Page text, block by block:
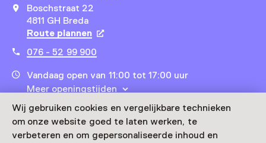
Wij gebruiken cookies en vergelijkbare technieken
om onze website goed te laten werken, te
verbeteren en om gepersonaliseerde inhoud en
Boschstraat 22
4811 GH Breda
Route plannen Opent in een nieuw tabblad
076 - 52 99 900
Vandaag open van 11:00 tot 17:00 uur
Meer openingstijden